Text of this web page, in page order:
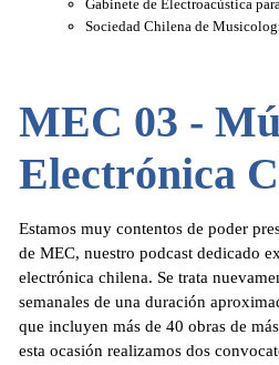
Gabinete de Electroacústica
Sociedad Chilena de
MEC 03 -
Electrónica
Estamos muy contentos de poder
de MEC, nuestro podcast dedicado
electrónica chilena. Se trata
semanales de una duración
que incluyen más de 40 obras de
esta ocasión realizamos dos